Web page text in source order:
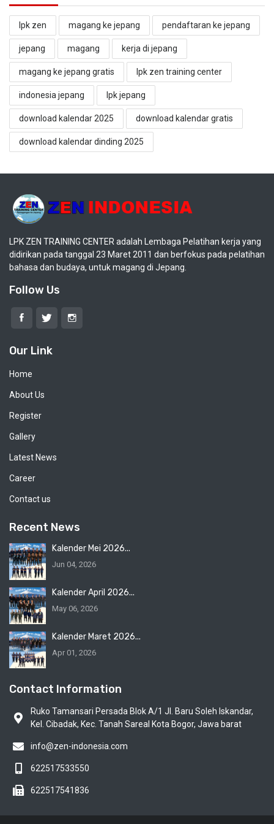
lpk zen magang ke jepang pendaftaran ke jepang
jepang magang kerja di jepang
magang ke jepang gratis lpk zen training center
indonesia jepang lpk jepang
download kalendar 2025 download kalendar gratis
download kalendar dinding 2025
LPK ZEN TRAINING CENTER adalah Lembaga Pelatihan kerja yang
didirikan pada tanggal 23 Maret 2011 dan berfokus pada pelatihan
bahasa dan budaya, untuk magang di Jepang.
Follow Us
Our Link
Home
About Us
Register
Gallery
Latest News
Career
Contact us
Recent News
Kalender Mei 2026...
Jun 04, 2026
Kalender April 2026...
May 06, 2026
Kalender Maret 2026...
Apr 01, 2026
Contact Information
Ruko Tamansari Persada Blok A/1 Jl. Baru Soleh Iskandar,
Kel. Cibadak, Kec. Tanah Sareal Kota Bogor, Jawa barat
info@zen-indonesia.com
622517533550
622517541836